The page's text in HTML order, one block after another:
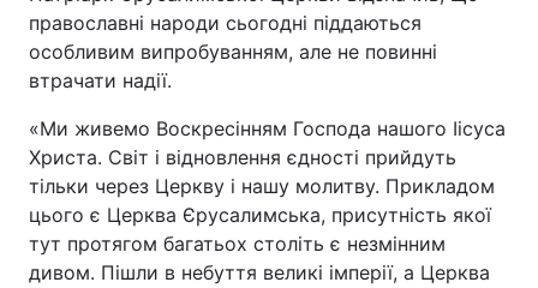
православні народи сьогодні піддаються
особливим випробуванням, але не повинні
втрачати надії.
«Ми живемо Воскресінням Господа нашого Іісуса
Христа. Світ і відновлення єдності прийдуть
тільки через Церкву і нашу молитву. Прикладом
цього є Церква Єрусалимська, присутність якої
тут протягом багатьох століть є незмінним
дивом. Пішли в небуття великі імперії, а Церква